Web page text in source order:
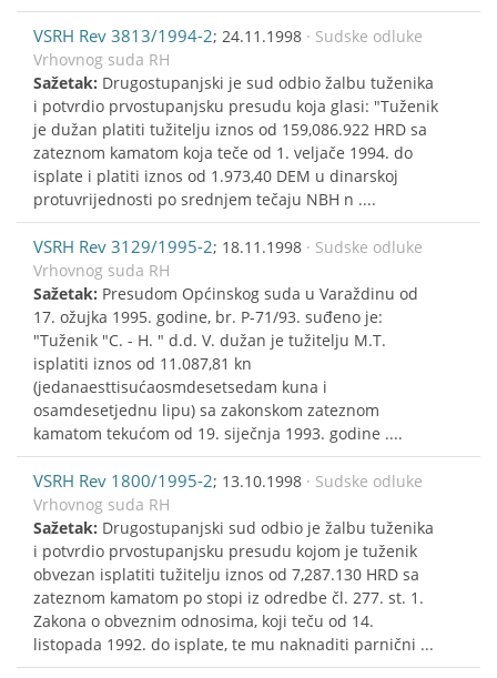
VSRH Rev 3813/1994-2; 24.11.1998 · Sudske odluke
Vrhovnog suda RH
Sažetak: Drugostupanjski je sud odbio žalbu tuženika
i potvrdio prvostupanjsku presudu koja glasi: "Tuženik
je dužan platiti tužitelju iznos od 159,086.922 HRD sa
zateznom kamatom koja teče od 1. veljače 1994. do
isplate i platiti iznos od 1.973,40 DEM u dinarskoj
protuvrijednosti po srednjem tečaju NBH n ....
VSRH Rev 3129/1995-2; 18.11.1998 · Sudske odluke
Vrhovnog suda RH
Sažetak: Presudom Općinskog suda u Varaždinu od
17. ožujka 1995. godine, br. P-71/93. suđeno je:
"Tuženik "C. - H. " d.d. V. dužan je tužitelju M.T.
isplatiti iznos od 11.087,81 kn
(jedanaesttisućaosmdesetsedam kuna i
osamdesetjednu lipu) sa zakonskom zateznom
kamatom tekućom od 19. siječnja 1993. godine ....
VSRH Rev 1800/1995-2; 13.10.1998 · Sudske odluke
Vrhovnog suda RH
Sažetak: Drugostupanjski sud odbio je žalbu tuženika
i potvrdio prvostupanjsku presudu kojom je tuženik
obvezan isplatiti tužitelju iznos od 7,287.130 HRD sa
zateznom kamatom po stopi iz odredbe čl. 277. st. 1.
Zakona o obveznim odnosima, koji teču od 14.
listopada 1992. do isplate, te mu naknaditi parnični ...